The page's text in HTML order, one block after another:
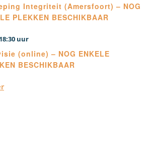
Integriteit (Amersfoort) – NOG
PLEKKEN BESCHIKBAAR
18:30
(online) – NOG ENKELE
BESCHIKBAAR